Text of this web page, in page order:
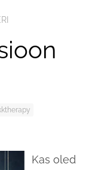
Kas oled